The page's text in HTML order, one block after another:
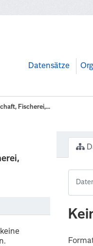
Datensätze
Fischerei,...